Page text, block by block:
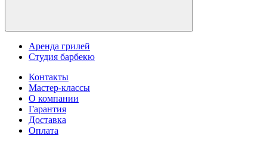
Аренда грилей
Студия барбекю
Контакты
Мастер-классы
О компании
Гарантия
Доставка
Оплата